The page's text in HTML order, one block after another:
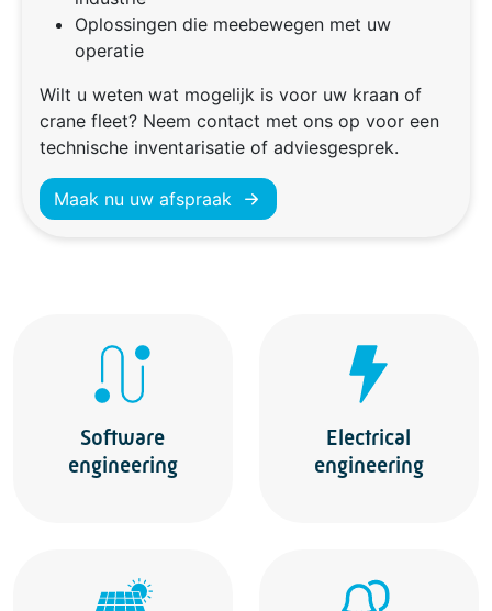
Oplossingen die meebewegen met uw
operatie
Wilt u weten wat mogelijk is voor uw kraan of
crane fleet? Neem contact met ons op voor een
technische inventarisatie of adviesgesprek.
Maak nu uw afspraak
Software
engineering
Electrical
engineering